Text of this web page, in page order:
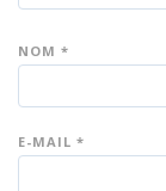
NOM *
E-MAIL *